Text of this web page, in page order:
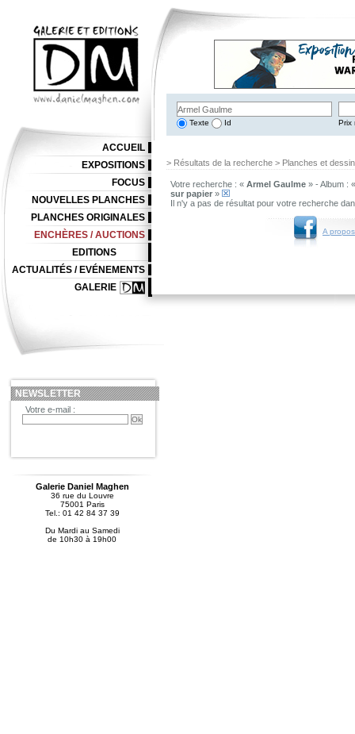
Texte Id Prix
> Résultats de la recherche > Planches et
Votre recherche : « Armel Gaulme » - Album :
sur papier »
Il n'y a pas de résultat pour votre recherche
A
ACCUEIL
EXPOSITIONS
FOCUS
NOUVELLES PLANCHES
PLANCHES ORIGINALES
ENCHÈRES / AUCTIONS
EDITIONS
ACTUALITÉS / EVÉNEMENTS
GALERIE
NEWSLETTER
Votre e-mail :
Galerie Daniel Maghen
36 rue du Louvre
75001 Paris
Tel.: 01 42 84 37 39
Du Mardi au Samedi
de 10h30 à 19h00